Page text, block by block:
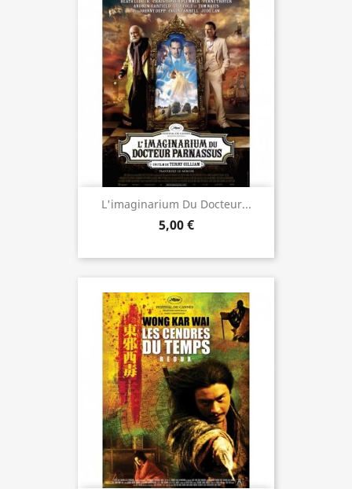
L'imaginarium Du Docteur...
5,00 €